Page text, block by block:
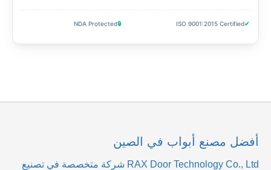
✔
ISO 9001:2015 Certified
🔒
NDA Protected
أفضل مصنع أبواب في الصين
RAX Door Technology Co., Ltd شركة متخصصة في تصنيع